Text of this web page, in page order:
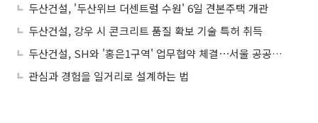
두산건설, '두산위브 더센트럴 수원' 6일 견본주택 개관
두산건설, 강우 시 콘크리트 품질 확보 기술 특허 취득
두산건설, SH와 '홍은1구역' 업무협약 체결⋯서울 공공사업 선점 가속화
관심과 경험을 일거리로 설계하는 법